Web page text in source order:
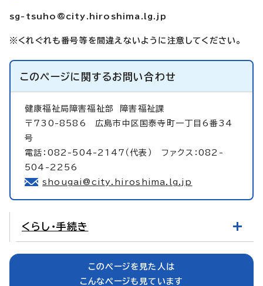
sg-tsuho@city.hiroshima.lg.jp
※くれぐれも番号等を間違えないように注意してください。
このページに関するお問い合わせ
健康福祉局障害福祉部
障害福祉課
〒730-8586 広島市中区国泰寺町一丁目6番34
号
電話：082-504-2147（代表） ファクス：082-
504-2256
shougai@city.hiroshima.lg.jp
くらし・手続き
このページを見た人は
こんなページも見ています